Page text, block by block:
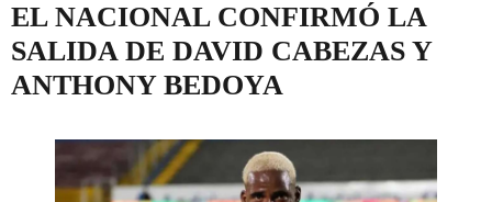
EL NACIONAL CONFIRMÓ LA
SALIDA DE DAVID CABEZAS Y
ANTHONY BEDOYA